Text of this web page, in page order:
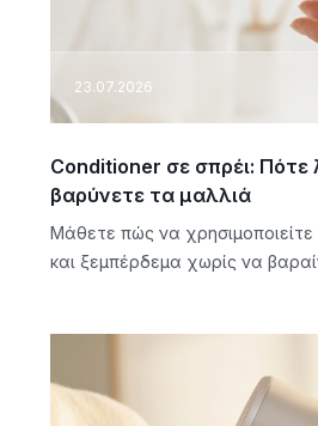
23.07.2026
Conditioner σε σπρέι: Πότε
βαρύνετε τα μαλλιά
Μάθετε πώς να
και ξεμπέρδεμα χωρίς να